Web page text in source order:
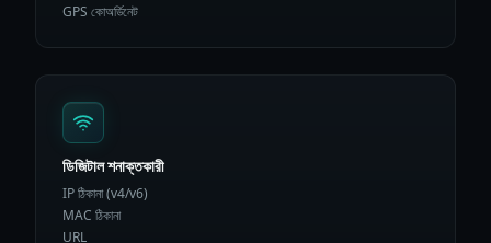
GPS কোঅর্ডিনেট
ডিজিটাল শনাক্তকারী
IP ঠিকানা (v4/v6)
MAC ঠিকানা
URL